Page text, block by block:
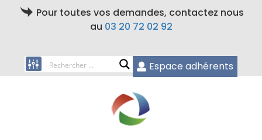
Pour toutes vos demandes, contactez nous
au 03 20 72 02 92
Espace adhérents